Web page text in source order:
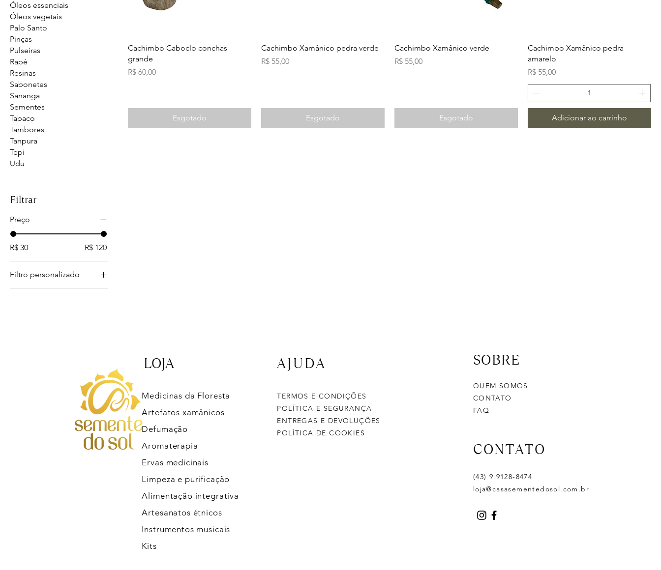
Óleos essenciais
Óleos vegetais
Palo Santo
Pinças
Pulseiras
Rapé
Resinas
Sabonetes
Sananga
Sementes
Tabaco
Tambores
Tanpura
Tepi
Udu
Filtrar
Preço
R$ 30 R$ 120
Filtro personalizado
Cachimbo Caboclo conchas
grande
Preço
R$ 60,00
Esgotado
Cachimbo Xamânico pedra verde
Preço
R$ 55,00
Esgotado
Cachimbo Xamânico verde
Preço
R$ 55,00
Esgotado
Cachimbo Xamânico pedra
amarelo
Preço
R$ 55,00
Adicionar ao carrinho
LOJA AJUDA
Medicinas da Floresta
Artefatos xamânicos
Defumação
Aromaterapia
Ervas medicinais
Limpeza e purificação
Alimentação integrativa
Artesanatos étnicos
Instrumentos musicais
Kits
TERMOS E CONDIÇÕES
POLÍTICA E SEGURANÇA
ENTREGAS E DEVOLUÇÕES
POLÍTICA DE COOKIES
SOBRE
QUEM SOMOS
CONTATO
FAQ
CONTATO
(43) 9 9128-8474
loja@casasementedosol.com.br